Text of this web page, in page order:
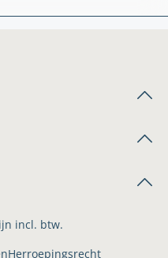
incl. btw.
Herroepingsrecht